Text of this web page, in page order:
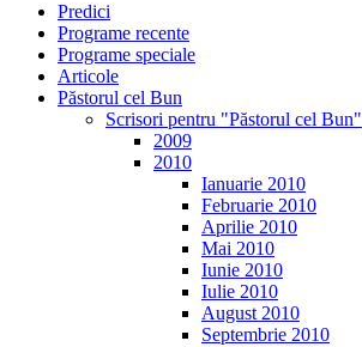
Predici
Programe recente
Programe speciale
Articole
Păstorul cel Bun
Scrisori pentru "Păstorul cel Bun"
2009
2010
Ianuarie 2010
Februarie 2010
Aprilie 2010
Mai 2010
Iunie 2010
Iulie 2010
August 2010
Septembrie 2010